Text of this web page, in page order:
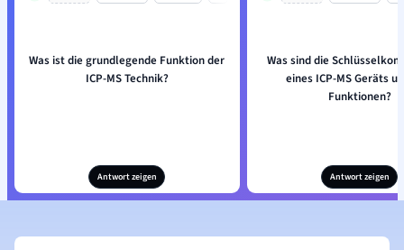
Was ist die grundlegende Funktion der
ICP-MS Technik?
Antwort zeigen
Was sind die
eines ICP-MS Geräts
Funktionen?
Antwort zeigen